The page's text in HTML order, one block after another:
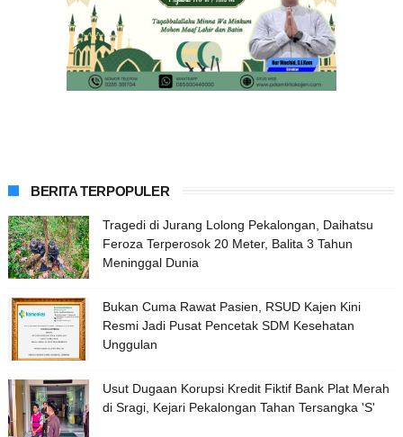
BERITA TERPOPULER
Tragedi di Jurang Lolong Pekalongan, Daihatsu
Feroza Terperosok 20 Meter, Balita 3 Tahun
Meninggal Dunia
Bukan Cuma Rawat Pasien, RSUD Kajen Kini
Resmi Jadi Pusat Pencetak SDM Kesehatan
Unggulan
Usut Dugaan Korupsi Kredit Fiktif Bank Plat Merah
di Sragi, Kejari Pekalongan Tahan Tersangka 'S'